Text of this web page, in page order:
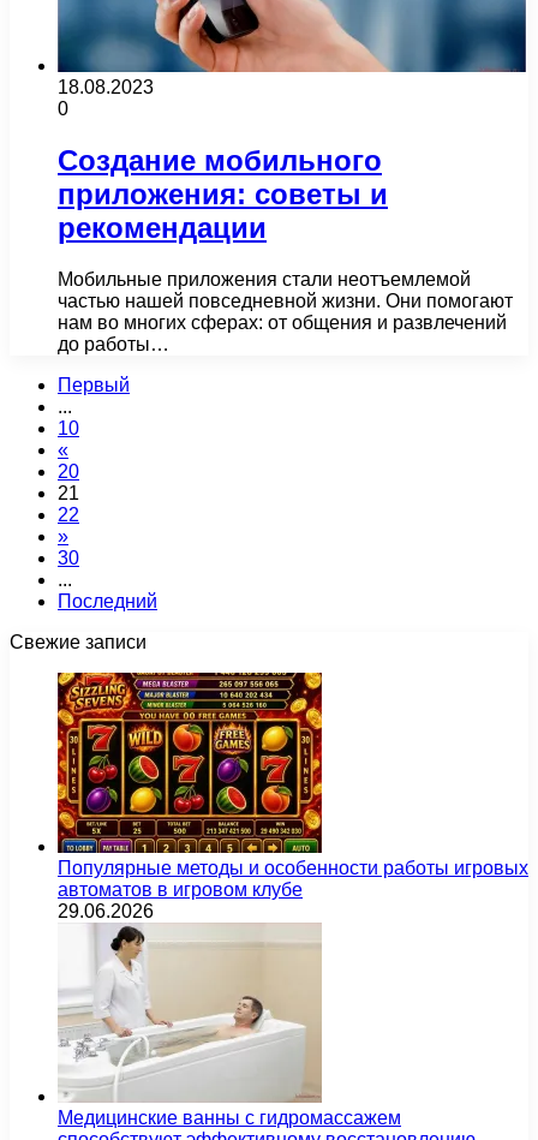
18.08.2023
0
Создание мобильного
приложения: советы и
рекомендации
Мобильные приложения стали неотъемлемой
частью нашей повседневной жизни. Они помогают
нам во многих сферах: от общения и развлечений
до работы…
Первый
...
10
«
20
21
22
»
30
...
Последний
Свежие записи
Популярные методы и особенности работы игровых
автоматов в игровом клубе
29.06.2026
Медицинские ванны с гидромассажем